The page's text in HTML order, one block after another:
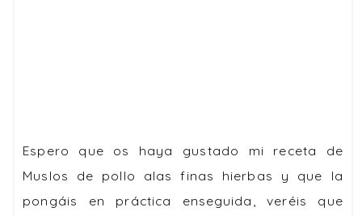
Espero que os haya gustado mi receta de
Muslos de pollo alas finas hierbas y que la
pongáis en práctica enseguida, veréis que